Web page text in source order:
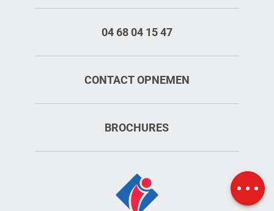
Kaart
04 68 04 15 47
CONTACT OPNEMEN
BROCHURES